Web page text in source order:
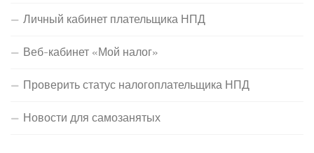
Личный кабинет плательщика НПД
Веб-кабинет «Мой налог»
Проверить статус налогоплательщика НПД
Новости для самозанятых